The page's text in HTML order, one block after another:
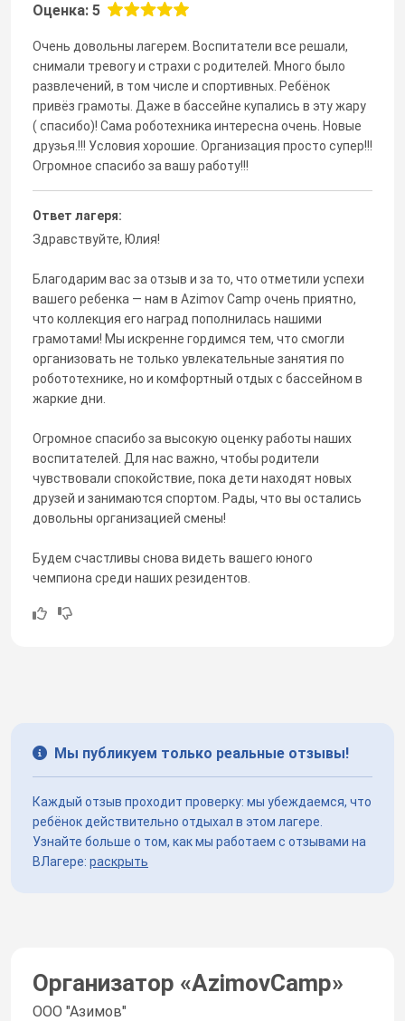
Оценка: 5
Очень довольны лагерем. Воспитатели все решали,
снимали тревогу и страхи с родителей. Много было
развлечений, в том числе и спортивных. Ребёнок
привёз грамоты. Даже в бассейне купались в эту жару
( спасибо)! Сама роботехника интересна очень. Новые
друзья.!!! Условия хорошие. Организация просто супер!!!
Огромное спасибо за вашу работу!!!
Ответ лагеря:
Здравствуйте, Юлия!
Благодарим вас за отзыв и за то, что отметили успехи
вашего ребенка — нам в Azimov Camp очень приятно,
что коллекция его наград пополнилась нашими
грамотами! Мы искренне гордимся тем, что смогли
организовать не только увлекательные занятия по
робототехнике, но и комфортный отдых с бассейном в
жаркие дни.
Огромное спасибо за высокую оценку работы наших
воспитателей. Для нас важно, чтобы родители
чувствовали спокойствие, пока дети находят новых
друзей и занимаются спортом. Рады, что вы остались
довольны организацией смены!
Будем счастливы снова видеть вашего юного
чемпиона среди наших резидентов.
Мы публикуем только реальные отзывы!
Каждый отзыв проходит проверку: мы убеждаемся, что
ребёнок действительно отдыхал в этом лагере.
Узнайте больше о том, как мы работаем с отзывами на
ВЛагере: раскрыть
Организатор «AzimovCamp»
ООО "Азимов"